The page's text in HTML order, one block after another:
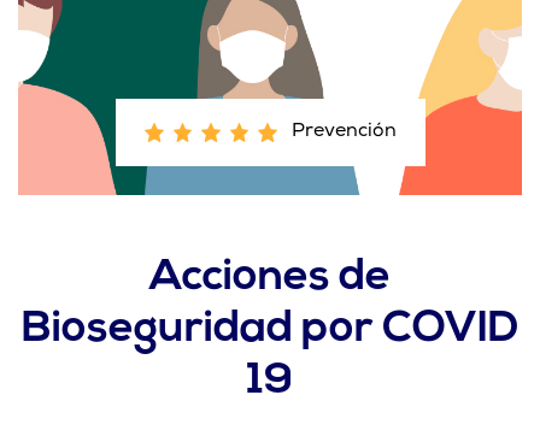
Prevención
Acciones de
Bioseguridad por COVID
19